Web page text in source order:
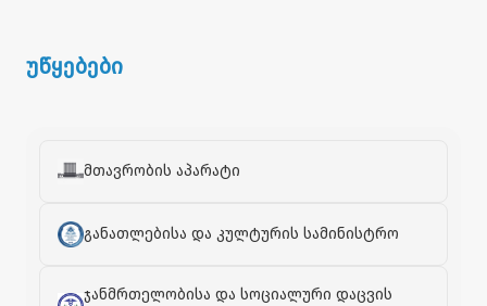
უწყებები
მთავრობის აპარატი
განათლებისა და კულტურის სამინისტრო
ჯანმრთელობისა და სოციალური დაცვის